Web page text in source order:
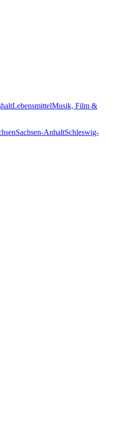
LebensmittelMusik, Film &
Sachsen-AnhaltSchleswig-